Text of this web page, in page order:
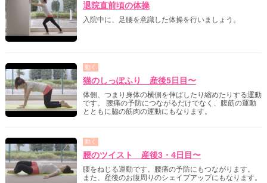
退院直前頃の体操
入院中に、足腰を意識した体操を行いましょう。
動く
猫のしっぽふり 産後5日目〜
体側、つまり身体の横側を伸ばしたり縮めたりする運動
です。 腰痛の予防につながるだけでなく、腹筋の運動
とともに脇の筋肉の運動にもなります。
動く
腰のツイスト 産後3・4日目〜
腰をねじる運動です。腰痛の予防にもつながります。
また、産後のお腹周りのシェイプアップにもなります。